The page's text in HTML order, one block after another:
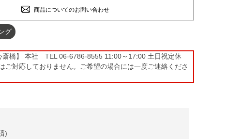
商品についてのお問い合わせ
グ
斎橋】 本社 TEL 06-6786-8555 11:00～17:00 土日祝定休
ご対応しておりません。ご希望の場合には一度ご連絡くださ
)